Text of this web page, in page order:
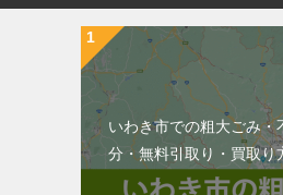
いわき市での粗大ごみ・
分・無料引取り・買取り